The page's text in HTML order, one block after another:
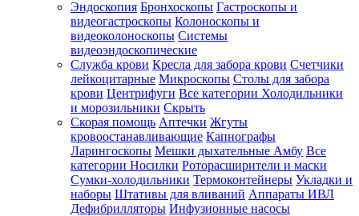
Эндоскопия Бронхоскопы Гастроскопы и
видеогастроскопы Колоноскопы и
видеоколоноскопы Системы
видеоэндоскопические
Служба крови Кресла для забора крови Счетчики
лейкоцитарные Микроскопы Столы для забора
крови Центрифуги Все категории Холодильники
и морозильники Скрыть
Скорая помощь Аптечки Жгуты
кровоостанавливающие Капнографы
Ларингоскопы Мешки дыхательные Амбу Все
категории Носилки Роторасширители и маски
Сумки-холодильники Термоконтейнеры Укладки и
наборы Штативы для вливаний Аппараты ИВЛ
Дефибрилляторы Инфузионные насосы